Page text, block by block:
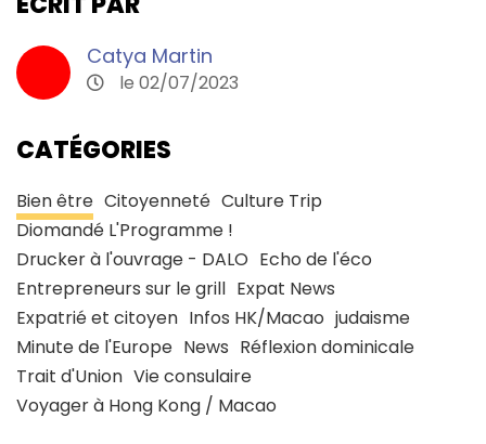
Catya Martin
le 02/07/2023
CATÉGORIES
Bien être Citoyenneté Culture Trip
Diomandé L'Programme !
Drucker à l'ouvrage - DALO Echo de l'éco
Entrepreneurs sur le grill Expat News
Expatrié et citoyen Infos HK/Macao judaisme
Minute de l'Europe News Réflexion dominicale
Trait d'Union Vie consulaire
Voyager à Hong Kong / Macao